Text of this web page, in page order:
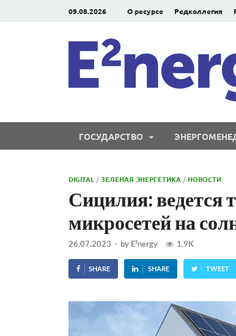
09.08.2026 О ресурсе Редколлегия
ГОСУДАРСТВО
DIGITAL /ЗЕЛЕНАЯ ЭНЕРГЕТИКА /НОВОСТИ
Сицилия: ведется
микросетей на
26.07.2023 - by E²nergy 1.9K
SHARE SHARE TWEET